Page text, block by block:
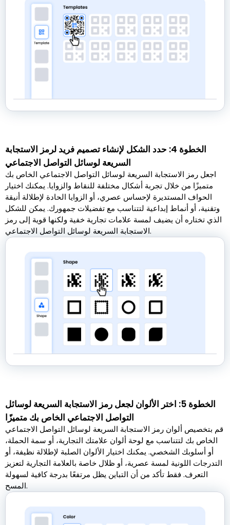
الخطوة 4: حدد الشكل لإنشاء تصميم فريد لرمز الاستجابة
السريعة لوسائل التواصل الاجتماعي
اجعل رمز الاستجابة السريعة لوسائل التواصل الاجتماعي الخاص بك
متميزًا من خلال تجربة أشكال مختلفة للنقاط والزوايا. يمكنك اختيار
الحواف المستديرة لإحساس عصري، أو الزوايا الحادة لإطلالة أنيقة
وتقنية، أو أنماط إبداعية لتتناسب مع تفضيلات جمهورك. يمكن للشكل
الذي تختاره أن يضيف لمسة علامات تجارية خفية ولكنها قوية إلى رمز
الاستجابة السريعة لوسائل التواصل الاجتماعي.
الخطوة 5: اختر الألوان لجعل رمز الاستجابة السريعة لوسائل
التواصل الاجتماعي الخاص بك متميزًا
قم بتخصيص ألوان رمز الاستجابة السريعة لوسائل التواصل الاجتماعي
الخاص بك لتتناسب مع لوحة ألوان علامتك التجارية، أو سمة الحملة،
أو أسلوبك الشخصي. يمكنك اختيار الألوان الصلبة لإطلالة نظيفة، أو
التدرجات اللونية لمسة عصرية، أو ظلال خاصة بالعلامة التجارية لتعزيز
التعرف. فقط تأكد من أن التباين يظل مرتفعًا بدرجة كافية لسهولة
المسح.